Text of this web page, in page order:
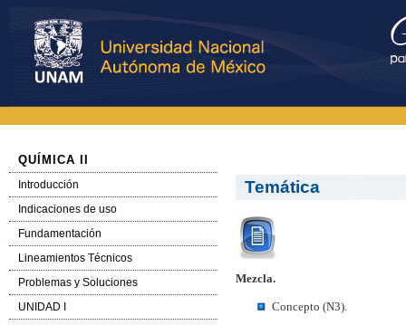
QUÍMICA II
Introducción
Indicaciones de uso
Fundamentación
Lineamientos Técnicos
Problemas y Soluciones
UNIDAD I
Temática
Mezcla.
Concepto (N3).